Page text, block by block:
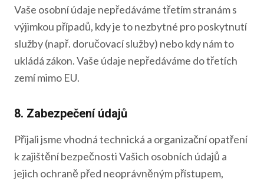
Vaše osobní údaje nepředáváme třetím stranám s
výjimkou případů, kdy je to nezbytné pro poskytnutí
služby (např. doručovací služby) nebo kdy nám to
ukládá zákon. Vaše údaje nepředáváme do třetích
zemí mimo EU.
8. Zabezpečení údajů
Přijali jsme vhodná technická a organizační opatření
k zajištění bezpečnosti Vašich osobních údajů a
jejich ochraně před neoprávněným přístupem,